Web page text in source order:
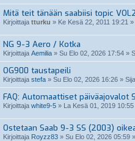
Mitä teit tänään saabiisi topic
Kirjoittaja tturku » Ke Kesä 22, 2011 19:21 »
NG 9-3 Aero / Kotka
Kirjoittaja Aemilia » Su Elo 02, 2026 17:54 »
OG900 taustapeili
Kirjoittaja stefa » Su Elo 02, 2026 16:26 »
FAQ: Automaattiset päiväajovalot
Kirjoittaja white9-5 » La Kesä 01, 2019 10:55
Ostetaan Saab 9-3 SS (2003)
Kirjoittaja Royzz83 » Su Elo 02, 2026 05:59